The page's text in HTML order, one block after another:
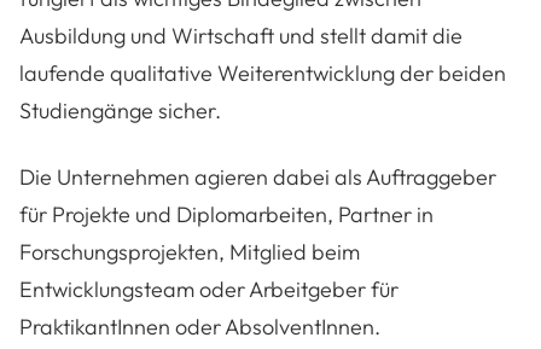
Ausbildung und Wirtschaft und stellt damit die
laufende qualitative Weiterentwicklung der beiden
Studiengänge sicher.
Die Unternehmen agieren dabei als Auftraggeber
für Projekte und Diplomarbeiten, Partner in
Forschungsprojekten, Mitglied beim
Entwicklungsteam oder Arbeitgeber für
PraktikantInnen oder AbsolventInnen.